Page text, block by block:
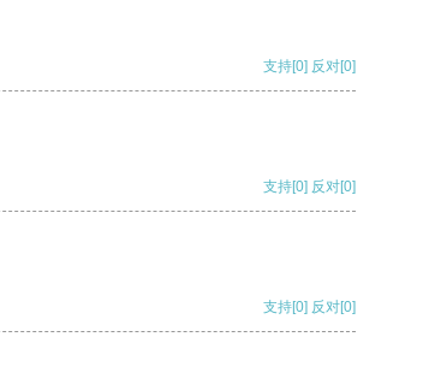
支持[0] 反对[0]
支持[0] 反对[0]
支持[0] 反对[0]